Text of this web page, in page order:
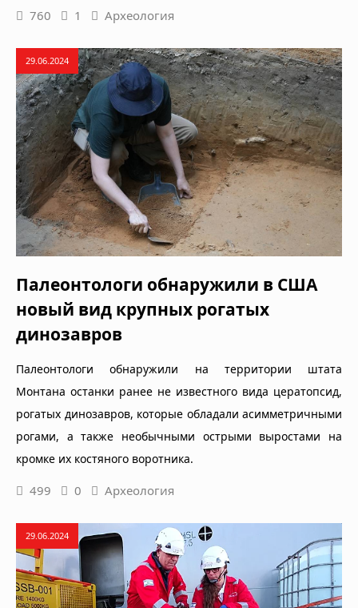
760 1 Археология
29.06.2024
Палеонтологи обнаружили в США
новый вид крупных рогатых
динозавров
Палеонтологи обнаружили на территории штата
Монтана останки ранее не известного вида цератопсид,
рогатых динозавров, которые обладали асимметричными
рогами, а также необычными острыми выростами на
кромке их костяного воротника.
499 0 Археология
29.06.2024